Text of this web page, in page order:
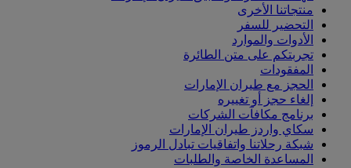
منتجاتنا الأخرى
التحضير للسفر
الأدوات والموارد
تجربتكم على متن الطائرة
المفقودات
الحجز مع طيران الإمارات
إلغاء حجز أو تغييره
برنامج مكافآت الشركات
سكاي واردز طيران الإمارات
شبكة رحلاتنا واتفاقيات تبادل الرموز
المساعدة الخاصة والطلبات